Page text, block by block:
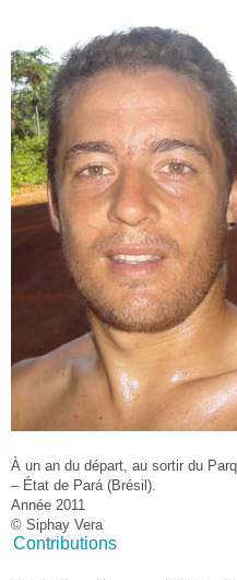
À un an du départ, au sortir du
– État de Pará (Brésil).
Année 2011
© Siphay Vera
Contributions